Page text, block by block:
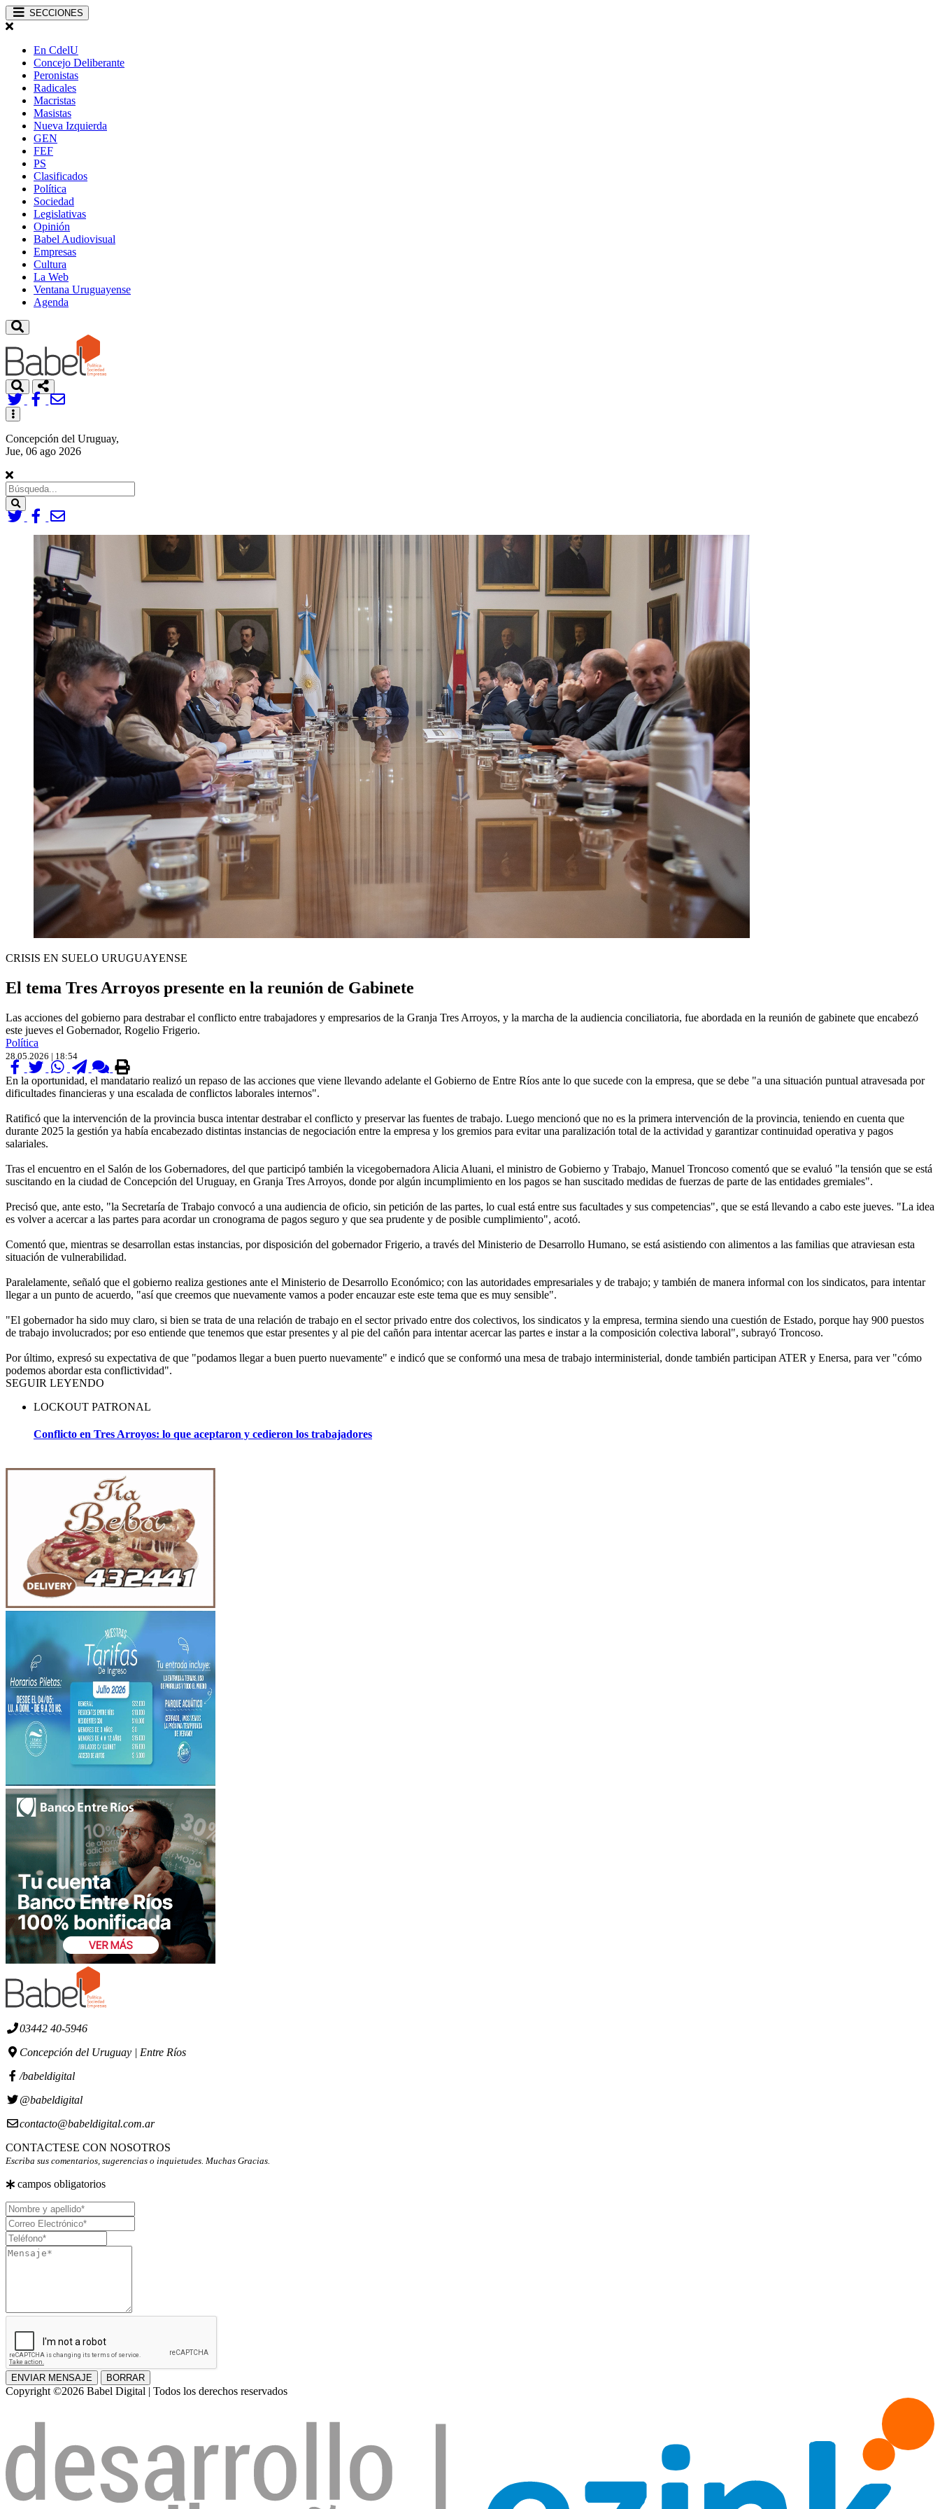
SECCIONES
En CdelU
Concejo Deliberante
Peronistas
Radicales
Macristas
Masistas
Nueva Izquierda
GEN
FEF
PS
Clasificados
Política
Sociedad
Legislativas
Opinión
Babel Audiovisual
Empresas
Cultura
La Web
Ventana Uruguayense
Agenda
Toggle
navigation
Concepción del Uruguay,
Jue, 06 ago 2026
Search
CRISIS EN SUELO URUGUAYENSE
El tema Tres Arroyos presente en la reunión de Gabinete
Las acciones del gobierno para destrabar el conflicto entre trabajadores y empresarios de la Granja Tres Arroyos, y la marcha de la audiencia conciliatoria, fue abordada en la reunión de gabinete que encabezó
este jueves el Gobernador, Rogelio Frigerio.
Política
28.05.2026 | 18:54
En la oportunidad, el mandatario realizó un repaso de las acciones que viene llevando adelante el Gobierno de Entre Ríos ante lo que sucede con la empresa, que se debe "a una situación puntual atravesada por
dificultades financieras y una escalada de conflictos laborales internos".
Ratificó que la intervención de la provincia busca intentar destrabar el conflicto y preservar las fuentes de trabajo. Luego mencionó que no es la primera intervención de la provincia, teniendo en cuenta que
durante 2025 la gestión ya había encabezado distintas instancias de negociación entre la empresa y los gremios para evitar una paralización total de la actividad y garantizar continuidad operativa y pagos
salariales.
Tras el encuentro en el Salón de los Gobernadores, del que participó también la vicegobernadora Alicia Aluani, el ministro de Gobierno y Trabajo, Manuel Troncoso comentó que se evaluó "la tensión que se está
suscitando en la ciudad de Concepción del Uruguay, en Granja Tres Arroyos, donde por algún incumplimiento en los pagos se han suscitado medidas de fuerzas de parte de las entidades gremiales".
Precisó que, ante esto, "la Secretaría de Trabajo convocó a una audiencia de oficio, sin petición de las partes, lo cual está entre sus facultades y sus competencias", que se está llevando a cabo este jueves. "La idea
es volver a acercar a las partes para acordar un cronograma de pagos seguro y que sea prudente y de posible cumplimiento", acotó.
Comentó que, mientras se desarrollan estas instancias, por disposición del gobernador Frigerio, a través del Ministerio de Desarrollo Humano, se está asistiendo con alimentos a las familias que atraviesan esta
situación de vulnerabilidad.
Paralelamente, señaló que el gobierno realiza gestiones ante el Ministerio de Desarrollo Económico; con las autoridades empresariales y de trabajo; y también de manera informal con los sindicatos, para intentar
llegar a un punto de acuerdo, "así que creemos que nuevamente vamos a poder encauzar este este tema que es muy sensible".
"El gobernador ha sido muy claro, si bien se trata de una relación de trabajo en el sector privado entre dos colectivos, los sindicatos y la empresa, termina siendo una cuestión de Estado, porque hay 900 puestos
de trabajo involucrados; por eso entiende que tenemos que estar presentes y al pie del cañón para intentar acercar las partes e instar a la composición colectiva laboral", subrayó Troncoso.
Por último, expresó su expectativa de que "podamos llegar a buen puerto nuevamente" e indicó que se conformó una mesa de trabajo interministerial, donde también participan ATER y Enersa, para ver "cómo
podemos abordar esta conflictividad".
SEGUIR LEYENDO
LOCKOUT PATRONAL
Conflicto en Tres Arroyos: lo que aceptaron y cedieron los trabajadores
03442 40-5946
Concepción del Uruguay | Entre Ríos
/babeldigital
@babeldigital
contacto@babeldigital.com.ar
CONTACTESE CON NOSOTROS
Escriba sus comentarios, sugerencias o inquietudes. Muchas Gracias.
campos obligatorios
Nombre
y
apellido
Correo
Electrónico
Teléfono
Mensaje
ENVIAR MENSAJE BORRAR
Copyright ©2026 Babel Digital | Todos los derechos reservados